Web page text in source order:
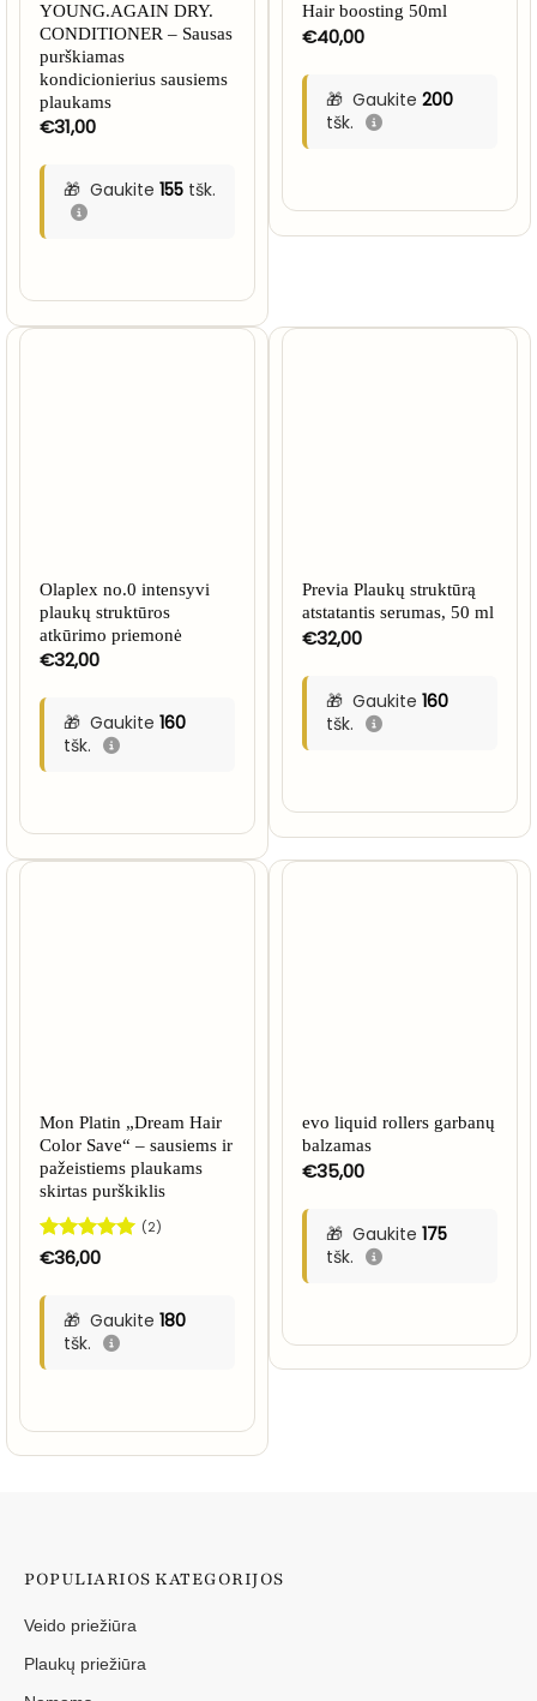
YOUNG.AGAIN DRY.
CONDITIONER – Sausas
purškiamas
kondicionierius sausiems
plaukams
€31,00
Gaukite 155tšk.
Hair boosting 50ml
€40,00
Gaukite 200
tšk.
Olaplex no.0 intensyvi
plaukų struktūros
atkūrimo priemonė
€32,00
Gaukite 160
tšk.
Previa Plaukų struktūrą
atstatantis serumas, 50 ml
€32,00
Gaukite 160
tšk.
Mon Platin „Dream Hair
Color Save“ – sausiems ir
pažeistiems plaukams
skirtas purškiklis
Įvertinimas:
iš 5
(2)
€36,00
Gaukite 180
tšk.
evo liquid rollers garbanų
balzamas
€35,00
Gaukite 175
tšk.
POPULIARIOS KATEGORIJOS
Veido priežiūra
Plaukų priežiūra